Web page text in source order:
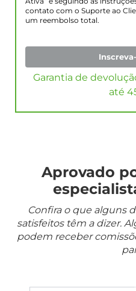
contato com o Suporte ao
um reembolso total.
Garantia de
até
Aprovado
Confira o que alguns
satisfeitos têm a dizer.
podem receber